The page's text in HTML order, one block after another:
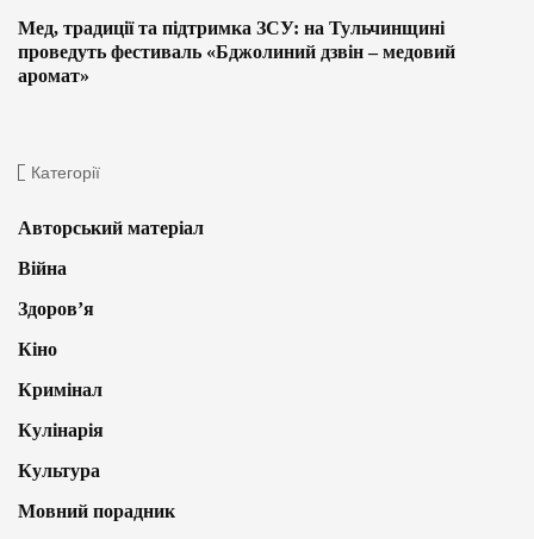
Мед, традиції та підтримка ЗСУ: на Тульчинщині
проведуть фестиваль «Бджолиний дзвін – медовий
аромат»
Категорії
Авторський матеріал
Війна
Здоров’я
Кіно
Кримінал
Кулінарія
Культура
Мовний порадник